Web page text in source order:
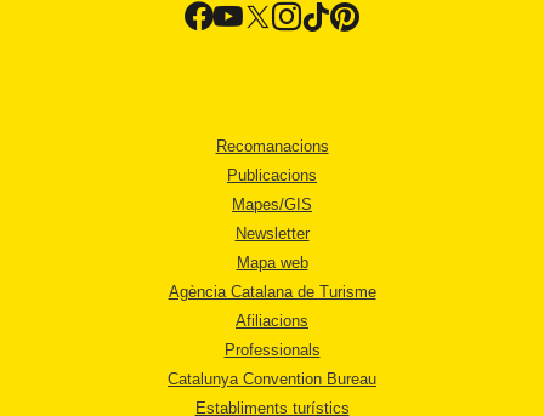
Recomanacions
Publicacions
Mapes/GIS
Newsletter
Mapa web
Agència Catalana de Turisme
Afiliacions
Professionals
Catalunya Convention Bureau
Establiments turístics